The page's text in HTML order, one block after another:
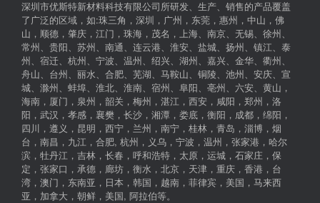
深圳市优斯特新材料科技有限公司所研发、生产、销售的产品覆盖
了广泛的区域，如:珠三角，深圳，广州，东莞，惠州，中山，佛
山，顺德，肇庆，江门，珠海，茂名，上海、南京、无锡、徐州、
常州、贵阳、苏州、南通、连云港、淮安、盐城、扬州、镇江、泰
州、宿迁、杭州、宁波、温州、绍兴、湖州、嘉兴、金华、衢州、
舟山、台州、丽水、合肥、芜湖、马鞍山、铜陵、池州、安庆、宣
城、滁州、蚌埠、淮北、淮南、宿州、阜阳、亳州、六安、黄山，
海南，厦门，泉州，韶关，梅州，湛江，西安，咸阳，郑州，洛
阳，武汉，孝感，襄樊，长沙，湘潭，娄底，衡阳，成都，绵阳，
四川，遵义，昆明，西宁，兰州，南宁，桂林，青岛，淄博，烟
台，南昌，九江，合肥, 杭州，义乌，宁波，温州，张家港，哈尔
滨，牡丹江，吉林，长春，呼和浩特，太原，运城，石家庄，保
定，张家口，承德，廊坊，衡水，北京，天津，重庆，香港，台
湾，澳门，东南亚，日本，韩国，越南，菲律宾，美国，马来西
亚，加拿大，朝鲜，美国, 阿拉伯等。